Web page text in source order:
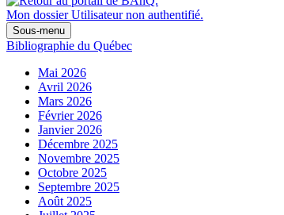
Mon dossier Utilisateur non authentifié.
Sous-menu
Bibliographie du Québec
Mai 2026
Avril 2026
Mars 2026
Février 2026
Janvier 2026
Décembre 2025
Novembre 2025
Octobre 2025
Septembre 2025
Août 2025